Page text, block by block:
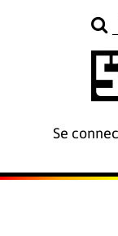
Se